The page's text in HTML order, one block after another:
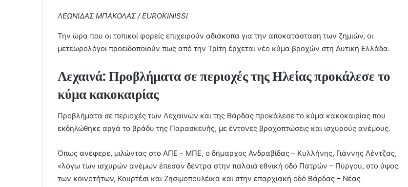
ΛΕΩΝΙΔΑΣ ΜΠΑΚΟΛΑΣ / EUROKINISSI
Την ώρα που οι τοπικοί φορείς επιχειρούν αδιάκοπα για την αποκατάσταση των ζημιών, οι
μετεωρολόγοι προειδοποιούν πως από την Τρίτη έρχεται νέο κύμα βροχών στη Δυτική Ελλάδα.
Λεχαινά: Προβλήματα σε περιοχές της Ηλείας προκάλεσε το
κύμα κακοκαιρίας
Προβλήματα σε περιοχές των Λεχαινών και της Βάρδας προκάλεσε το κύμα κακοκαιρίας που
εκδηλώθηκε αργά το βράδυ της Παρασκευής, με έντονες βροχοπτώσεις και ισχυρούς ανέμους.
Όπως ανέφερε, μιλώντας στο ΑΠΕ – ΜΠΕ, ο δήμαρχος Ανδραβίδας – Κυλλήνης, Γιάννης Λέντζας,
«λόγω των ισχυρών ανέμων έπεσαν δέντρα στην παλαιά εθνική οδό Πατρών – Πύργου, στο ύψος
των κοινοτήτων, Κουρτέσι και Ζησιμοπουλέικα και στην επαρχιακή οδό Βάρδας – Νέας